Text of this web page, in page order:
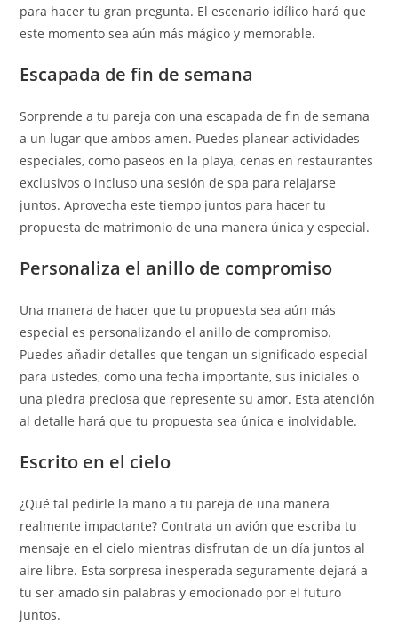
para hacer tu gran pregunta. El escenario idílico hará que
este momento sea aún más mágico y memorable.
Escapada de fin de semana
Sorprende a tu pareja con una escapada de fin de semana
a un lugar que ambos amen. Puedes planear actividades
especiales, como paseos en la playa, cenas en restaurantes
exclusivos o incluso una sesión de spa para relajarse
juntos. Aprovecha este tiempo juntos para hacer tu
propuesta de matrimonio de una manera única y especial.
Personaliza el anillo de compromiso
Una manera de hacer que tu propuesta sea aún más
especial es personalizando el anillo de compromiso.
Puedes añadir detalles que tengan un significado especial
para ustedes, como una fecha importante, sus iniciales o
una piedra preciosa que represente su amor. Esta atención
al detalle hará que tu propuesta sea única e inolvidable.
Escrito en el cielo
¿Qué tal pedirle la mano a tu pareja de una manera
realmente impactante? Contrata un avión que escriba tu
mensaje en el cielo mientras disfrutan de un día juntos al
aire libre. Esta sorpresa inesperada seguramente dejará a
tu ser amado sin palabras y emocionado por el futuro
juntos.